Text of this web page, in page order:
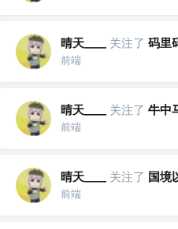
晴天____ 关注了 码里
前端
晴天____ 关注了 牛中
前端
晴天____ 关注了 国境
前端